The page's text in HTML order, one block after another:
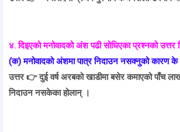
४. दिइएको मनोवादको अंश पढी सोधिएका प्रश्नको उत्तर
(क) मनोवादको अंशमा पात्र निदाउन नसक्नुको कारण के
उत्तर 👉दुई वर्ष अरबको खाडीमा बसेर कमाएको पाँच
निदाउन नसकेका होलान् ।